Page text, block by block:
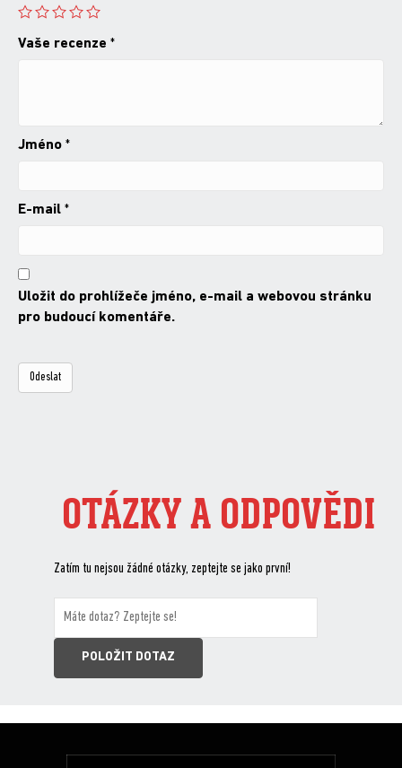
Vaše recenze *
Jméno *
E-mail *
Uložit do prohlížeče jméno, e-mail a webovou stránku
pro budoucí komentáře.
OTÁZKY A ODPOVĚDI
Zatím tu nejsou žádné otázky, zeptejte se jako první!